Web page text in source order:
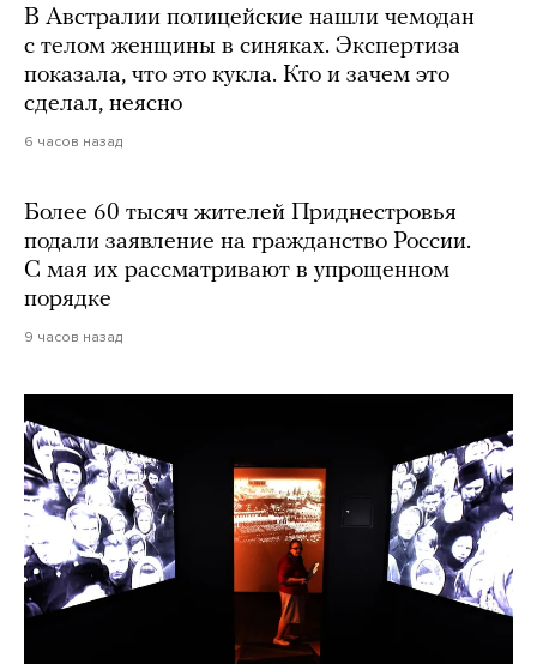
В Австралии полицейские нашли чемодан
с телом женщины в синяках. Экспертиза
показала, что это кукла. Кто и зачем это
сделал, неясно
6 часов назад
Более 60 тысяч жителей Приднестровья
подали заявление на гражданство России.
С мая их рассматривают в упрощенном
порядке
9 часов назад